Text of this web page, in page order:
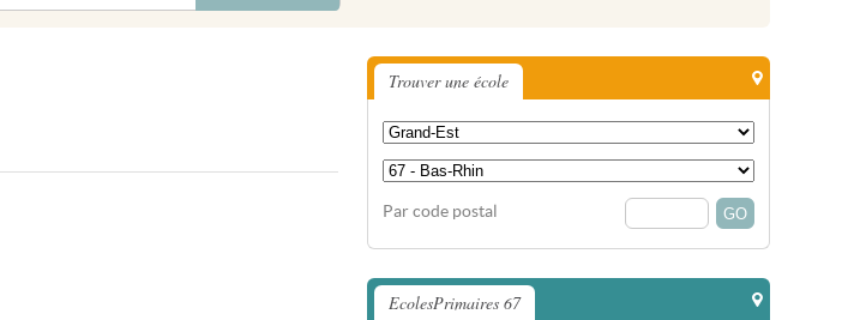
Trouver une école
Par code postal
EcolesPrimaires 67